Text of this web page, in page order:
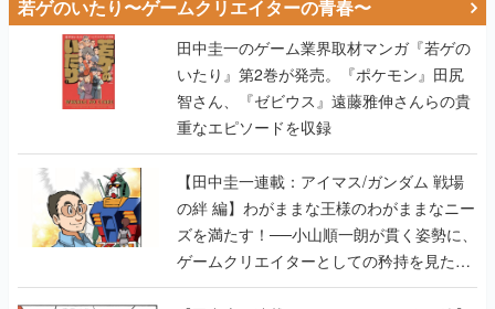
若ゲのいたり〜ゲームクリエイターの青春〜
田中圭一のゲーム業界取材マンガ『若ゲの
いたり』第2巻が発売。『ポケモン』田尻
智さん、『ゼビウス』遠藤雅伸さんらの貴
重なエピソードを収録
【田中圭一連載：アイマス/ガンダム 戦場
の絆 編】わがままな王様のわがままなニー
ズを満たす！──小山順一朗が貫く姿勢に、
ゲームクリエイターとしての矜持を見た
【若ゲのいたり最終回】